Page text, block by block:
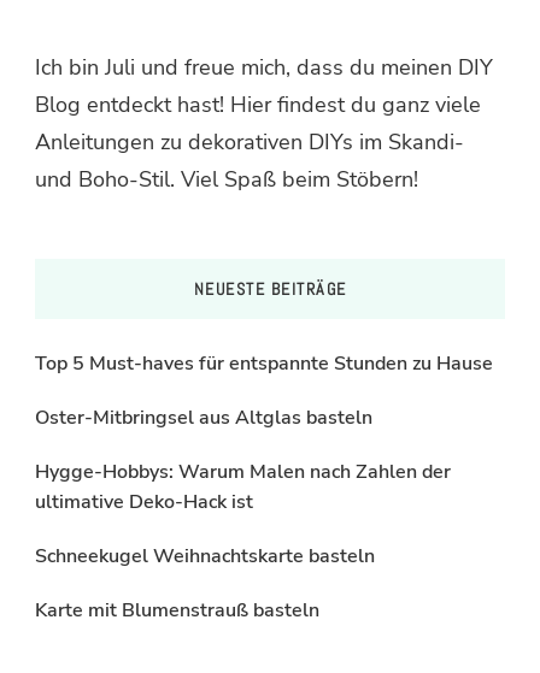
Ich bin Juli und freue mich, dass du meinen DIY
Blog entdeckt hast! Hier findest du ganz viele
Anleitungen zu dekorativen DIYs im Skandi-
und Boho-Stil. Viel Spaß beim Stöbern!
NEUESTE BEITRÄGE
Top 5 Must-haves für entspannte Stunden zu Hause
Oster-Mitbringsel aus Altglas basteln
Hygge-Hobbys: Warum Malen nach Zahlen der
ultimative Deko-Hack ist
Schneekugel Weihnachtskarte basteln
Karte mit Blumenstrauß basteln